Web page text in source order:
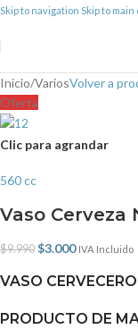
Skip to navigation Skip to
Inicio/VariosVolver a
Oferta
Clic para agrandar
560 cc
Vaso Cerveza
$9.990 $3.000 IVA Incluido
VASO
PRODUCTO DE